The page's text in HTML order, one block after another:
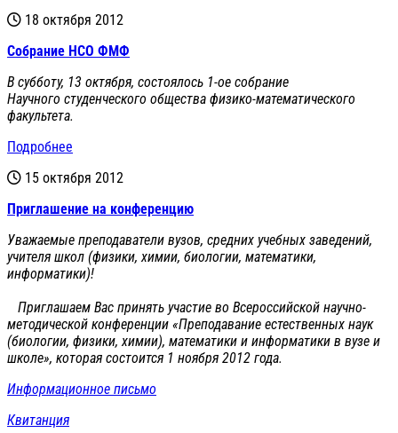
18 октября 2012
Собрание НСО ФМФ
В субботу, 13 октября, состоялось 1-ое собрание
Научного студенческого общества физико-математического
факультета.
Подробнее
15 октября 2012
Приглашение на конференцию
Уважаемые преподаватели вузов, средних учебных заведений,
учителя школ (физики, химии, биологии, математики,
информатики)!
Приглашаем Вас принять участие во Всероссийской научно-
методической конференции «Преподавание естественных наук
(биологии, физики, химии), математики и информатики в вузе и
школе», которая состоится 1 ноября 2012 года.
Информационное письмо
Квитанция